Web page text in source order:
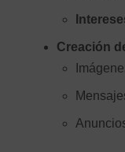
Creación